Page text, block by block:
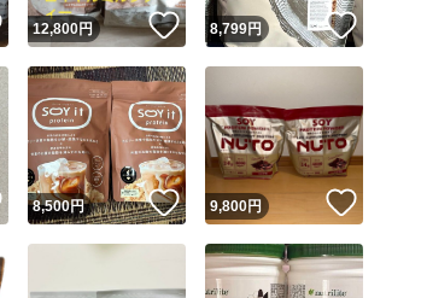
いいね！
12,800円 いいね！
8,799円
いいね！
8,500円 いいね！
9,800円